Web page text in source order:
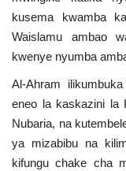
kusema kwamba
Waislamu ambao
kwenye nyumba
Al-Ahram
eneo la kaskazini la
Nubaria, na
ya mizabibu na
kifungu chake cha